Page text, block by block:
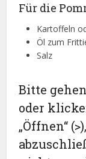
Für die
Kartoffeln
Öl zum
Salz
Bitte
oder
„Öffnen“